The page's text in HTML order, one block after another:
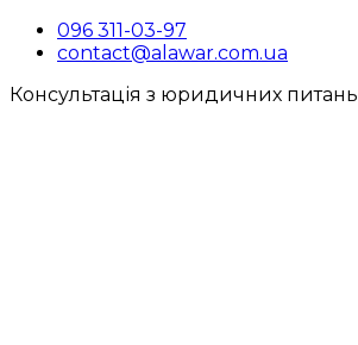
096 311-03-97
contact@alawar.com.ua
Консультація з юридичних питань